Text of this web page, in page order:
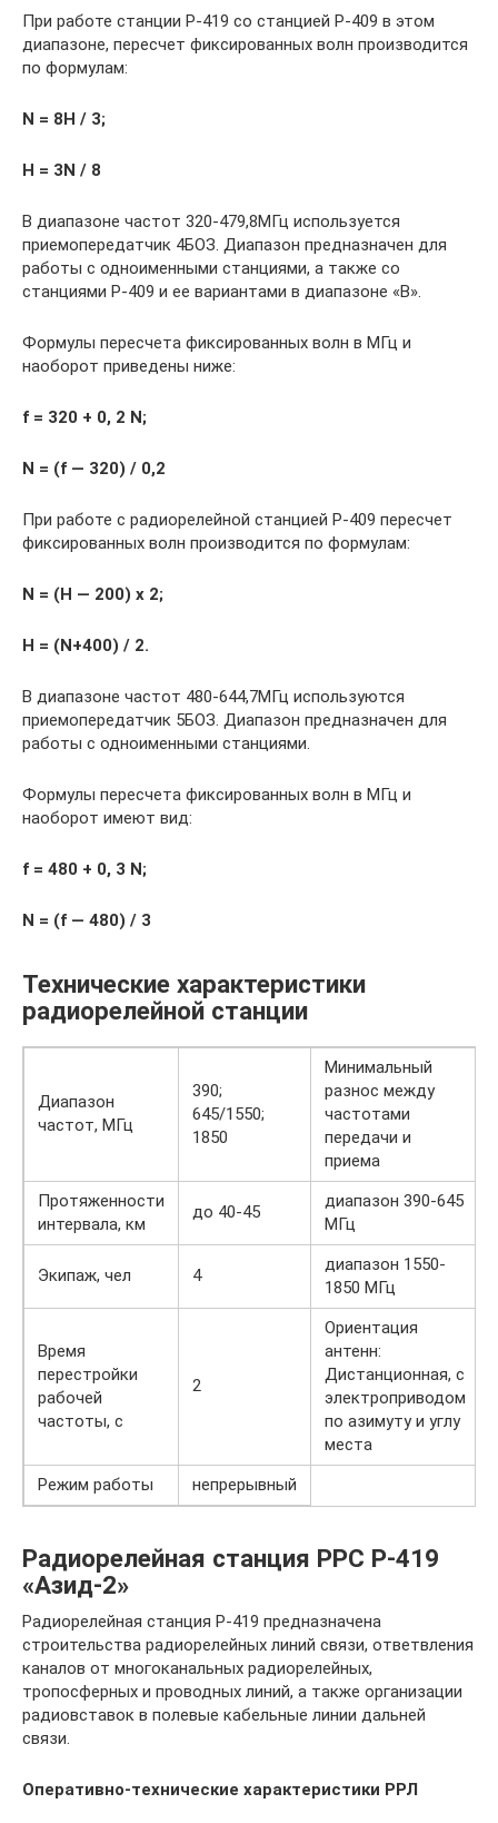
При работе станции Р-419 со станцией Р-409 в этом
диапазоне, пересчет фиксированных волн производится
по формулам:
N = 8H / 3;
H = 3N / 8
В диапазоне частот 320-479,8МГц используется
приемопередатчик 4БОЗ. Диапазон предназначен для
работы с одноименными станциями, а также со
станциями Р-409 и ее вариантами в диапазоне «В».
Формулы пересчета фиксированных волн в МГц и
наоборот приведены ниже:
f = 320 + 0, 2 N;
N = (f — 320) / 0,2
При работе с радиорелейной станцией Р-409 пересчет
фиксированных волн производится по формулам:
N = (H — 200) х 2;
H = (N+400) / 2.
В диапазоне частот 480-644,7МГц используются
приемопередатчик 5БОЗ. Диапазон предназначен для
работы с одноименными станциями.
Формулы пересчета фиксированных волн в МГц и
наоборот имеют вид:
f = 480 + 0, 3 N;
N = (f — 480) / 3
Технические характеристики
радиорелейной станции
Диапазон
частот, МГц
390;
645/1550;
1850
Минимальный
разнос между
частотами
передачи и
приема
Протяженности
интервала, км
до 40-45
диапазон 390-645
МГц
Экипаж, чел 4
диапазон 1550-
1850 МГц
Время
перестройки
рабочей
частоты, с
2
Ориентация
антенн:
Дистанционная, с
электроприводом
по азимуту и углу
места
Режим работы
непрерывный
Радиорелейная станция РРС Р-419
«Азид-2»
Радиорелейная станция Р-419 предназначена
строительства радиорелейных линий связи, ответвления
каналов от многоканальных радиорелейных,
тропосферных и проводных линий, а также организации
радиовставок в полевые кабельные линии дальней
связи.
Оперативно-технические характеристики РРЛ